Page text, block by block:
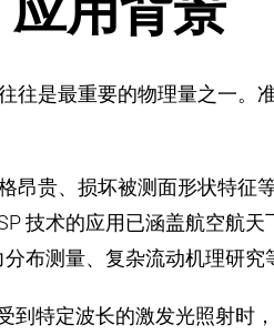
是最重要的物理量之一。
昂贵、损坏被测面形状特征
技术的应用已涵盖航空航
布测量、复杂流动机理研究
到特定波长的激发光照射